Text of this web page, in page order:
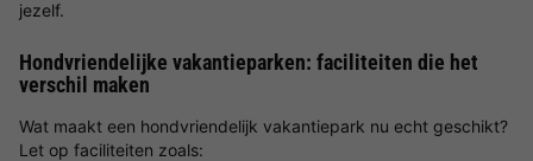
jezelf.
Hondvriendelijke vakantieparken: faciliteiten die het
verschil maken
Wat maakt een hondvriendelijk vakantiepark nu echt geschikt?
Let op faciliteiten zoals: